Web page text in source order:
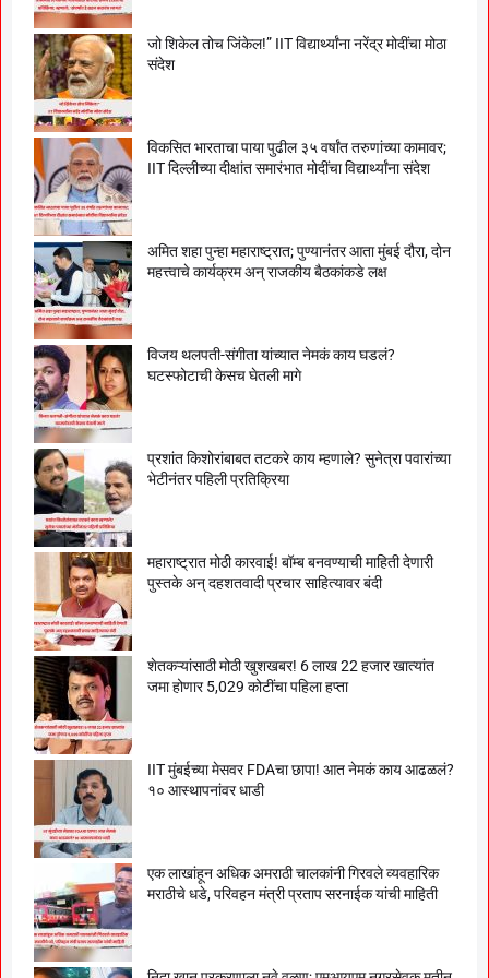
जो शिकेल तोच जिंकेल!” IIT विद्यार्थ्यांना नरेंद्र मोदींचा मोठा
संदेश
विकसित भारताचा पाया पुढील ३५ वर्षांत तरुणांच्या कामावर;
IIT दिल्लीच्या दीक्षांत समारंभात मोदींचा विद्यार्थ्यांना संदेश
अमित शहा पुन्हा महाराष्ट्रात; पुण्यानंतर आता मुंबई दौरा, दोन
महत्त्वाचे कार्यक्रम अन् राजकीय बैठकांकडे लक्ष
विजय थलपती-संगीता यांच्यात नेमकं काय घडलं?
घटस्फोटाची केसच घेतली मागे
प्रशांत किशोरांबाबत तटकरे काय म्हणाले? सुनेत्रा पवारांच्या
भेटीनंतर पहिली प्रतिक्रिया
महाराष्ट्रात मोठी कारवाई! बॉम्ब बनवण्याची माहिती देणारी
पुस्तके अन् दहशतवादी प्रचार साहित्यावर बंदी
शेतकऱ्यांसाठी मोठी खुशखबर! 6 लाख 22 हजार खात्यांत
जमा होणार 5,029 कोटींचा पहिला हप्ता
IIT मुंबईच्या मेसवर FDAचा छापा! आत नेमकं काय आढळलं?
१० आस्थापनांवर धाडी
एक लाखांहून अधिक अमराठी चालकांनी गिरवले व्यवहारिक
मराठीचे धडे, परिवहन मंत्री प्रताप सरनाईक यांची माहिती